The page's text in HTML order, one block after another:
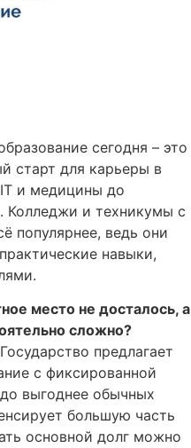
сегодня – это
старт для карьеры в
и медицины до
Колледжи и техникумы с
популярнее, ведь они
навыки,
место не досталось, а
сложно?
предлагает
с фиксированной
выгоднее обычных
большую часть
основной долг можно